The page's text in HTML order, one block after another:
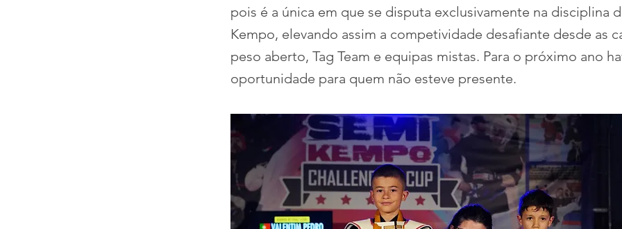
pois é a única em que se disputa exclusivamente na disciplina
Kempo, elevando assim a competividade desafiante desde as
peso aberto, Tag Team e equipas mistas. Para o próximo ano
oportunidade para quem não esteve presente.